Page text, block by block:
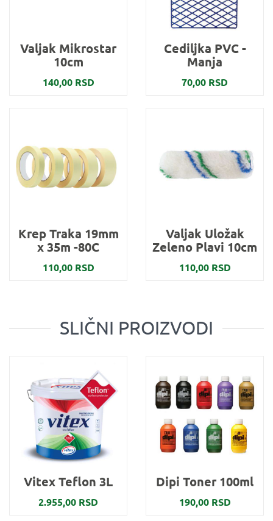
Valjak Mikrostar
10cm
140,00 RSD
Cediljka PVC -
Manja
70,00 RSD
Krep Traka 19mm
x 35m -80C
110,00 RSD
Valjak Uložak
Zeleno Plavi 10cm
110,00 RSD
SLIČNI PROIZVODI
Vitex Teflon 3L
2.955,00 RSD
Dipi Toner 100ml
190,00 RSD